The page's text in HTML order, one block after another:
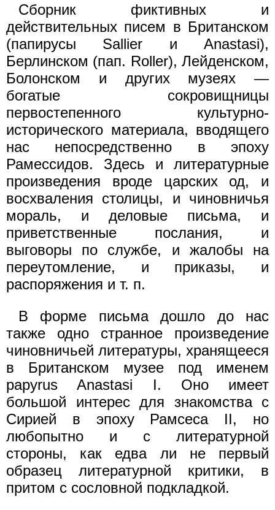
Сборник фиктивных и
действительных писем в Британском
(папирусы Sallier и Anastasi),
Берлинском (пап. Roller), Лейденском,
Болонском и других музеях —
богатые сокровищницы
первостепенного культурно-
исторического материала, вводящего
нас непосредственно в эпоху
Рамессидов. Здесь и литературные
произведения вроде царских од, и
восхваления столицы, и чиновничья
мораль, и деловые письма, и
приветственные послания, и
выговоры по службе, и жалобы на
переутомление, и приказы, и
распоряжения и т. п.
В форме письма дошло до нас
также одно странное произведение
чиновничьей литературы, хранящееся
в Британском музее под именем
papyrus Anastasi I. Оно имеет
большой интерес для знакомства с
Сирией в эпоху Рамсеса II, но
любопытно и с литературной
стороны, как едва ли не первый
образец литературной критики, в
притом с сословной подкладкой.